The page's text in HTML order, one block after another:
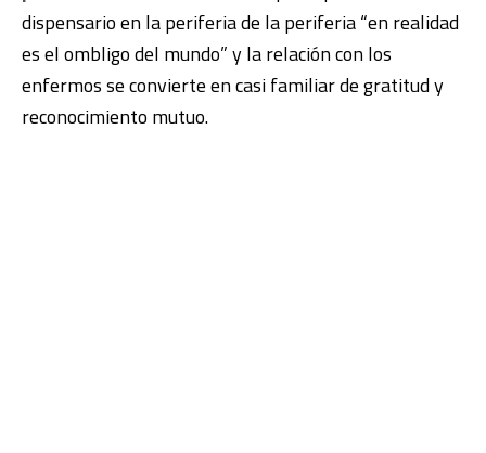
dispensario en la periferia de la periferia “en realidad
es el ombligo del mundo” y la relación con los
enfermos se convierte en casi familiar de gratitud y
reconocimiento mutuo.